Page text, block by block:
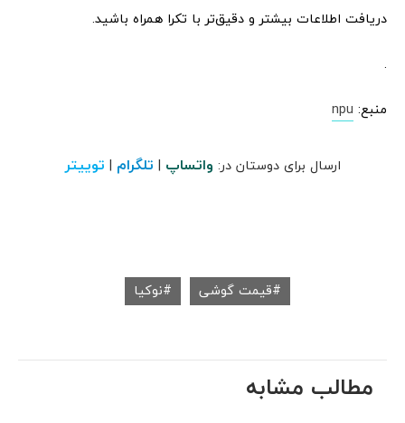
دریافت اطلاعات بیشتر و دقیق‌تر با تکرا همراه باشید.
.
منبع: npu
ارسال برای دوستان در: واتساپ | تلگرام | توییتر
قیمت گوشی نوکیا
مطالب مشابه